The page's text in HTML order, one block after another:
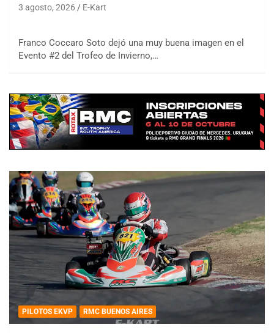
3 agosto, 2026 E-Kart
Franco Coccaro Soto dejó una muy buena imagen en el
Evento #2 del Trofeo de Invierno,…
PILOTOS EKVP RMC BUENOS AIRES